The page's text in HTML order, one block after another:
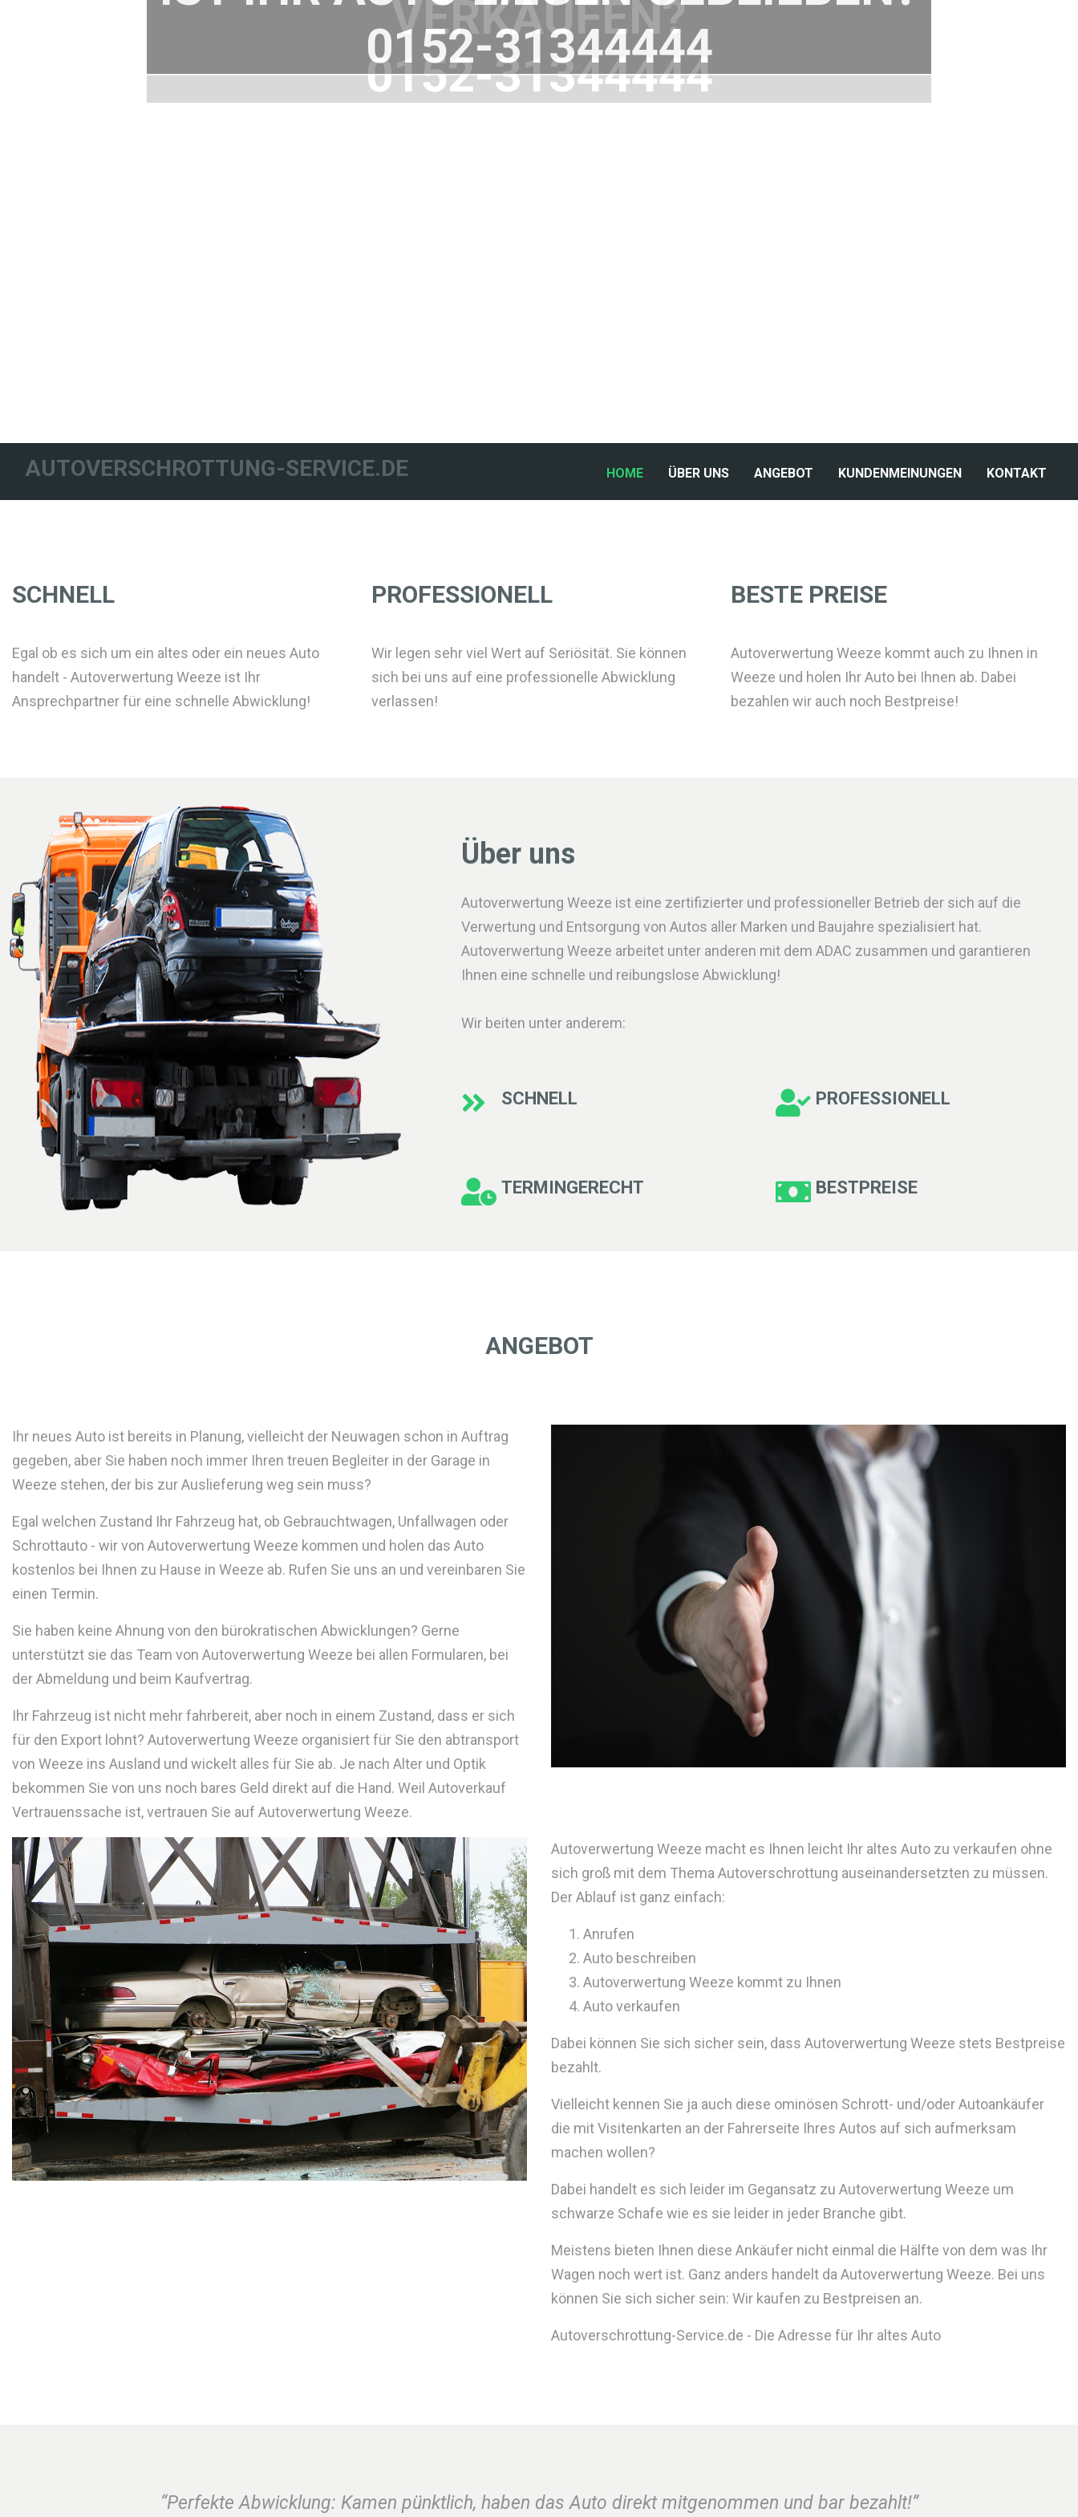
VERKAUFEN?
0152-31344444
AUTOVERSCHROTTUNG-SERVICE.DE HOME(CURRENT)
ÜBER UNS ANGEBOT KUNDENMEINUNGEN KONTAKT
SCHNELL
Egal ob es sich um ein altes oder ein neues Auto
handelt - Autoverwertung Weeze ist Ihr
Ansprechpartner für eine schnelle Abwicklung!
PROFESSIONELL
Wir legen sehr viel Wert auf Seriösität. Sie können
sich bei uns auf eine professionelle Abwicklung
verlassen!
BESTE PREISE
Autoverwertung Weeze kommt auch zu Ihnen in
Weeze und holen Ihr Auto bei Ihnen ab. Dabei
bezahlen wir auch noch Bestpreise!
Über uns
Autoverwertung Weeze ist eine zertifizierter und professioneller Betrieb der sich auf die
Verwertung und Entsorgung von Autos aller Marken und Baujahre spezialisiert hat.
Autoverwertung Weeze arbeitet unter anderen mit dem ADAC zusammen und garantieren
Ihnen eine schnelle und reibungslose Abwicklung!
Wir beiten unter anderem:
SCHNELL PROFESSIONELL
TERMINGERECHT BESTPREISE
ANGEBOT
Ihr neues Auto ist bereits in Planung, vielleicht der Neuwagen schon in Auftrag
gegeben, aber Sie haben noch immer Ihren treuen Begleiter in der Garage in
Weeze stehen, der bis zur Auslieferung weg sein muss?
Egal welchen Zustand Ihr Fahrzeug hat, ob Gebrauchtwagen, Unfallwagen oder
Schrottauto - wir von Autoverwertung Weeze kommen und holen das Auto
kostenlos bei Ihnen zu Hause in Weeze ab. Rufen Sie uns an und vereinbaren Sie
einen Termin.
Sie haben keine Ahnung von den bürokratischen Abwicklungen? Gerne
unterstützt sie das Team von Autoverwertung Weeze bei allen Formularen, bei
der Abmeldung und beim Kaufvertrag.
Ihr Fahrzeug ist nicht mehr fahrbereit, aber noch in einem Zustand, dass er sich
für den Export lohnt? Autoverwertung Weeze organisiert für Sie den abtransport
von Weeze ins Ausland und wickelt alles für Sie ab. Je nach Alter und Optik
bekommen Sie von uns noch bares Geld direkt auf die Hand. Weil Autoverkauf
Vertrauenssache ist, vertrauen Sie auf Autoverwertung Weeze.
Autoverwertung Weeze macht es Ihnen leicht Ihr altes Auto zu verkaufen ohne
sich groß mit dem Thema Autoverschrottung auseinandersetzten zu müssen.
Der Ablauf ist ganz einfach:
Anrufen
Auto beschreiben
Autoverwertung Weeze kommt zu Ihnen
Auto verkaufen
Dabei können Sie sich sicher sein, dass Autoverwertung Weeze stets Bestpreise
bezahlt.
Vielleicht kennen Sie ja auch diese ominösen Schrott- und/oder Autoankäufer
die mit Visitenkarten an der Fahrerseite Ihres Autos auf sich aufmerksam
machen wollen?
Dabei handelt es sich leider im Gegansatz zu Autoverwertung Weeze um
schwarze Schafe wie es sie leider in jeder Branche gibt.
Meistens bieten Ihnen diese Ankäufer nicht einmal die Hälfte von dem was Ihr
Wagen noch wert ist. Ganz anders handelt da Autoverwertung Weeze. Bei uns
können Sie sich sicher sein: Wir kaufen zu Bestpreisen an.
Autoverschrottung-Service.de - Die Adresse für Ihr altes Auto
“Perfekte Abwicklung: Kamen pünktlich, haben das Auto direkt mitgenommen und bar bezahlt!”